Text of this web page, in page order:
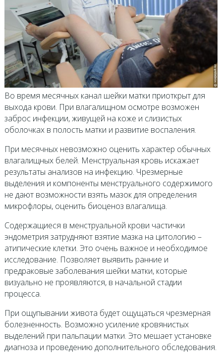
Во время месячных канал шейки матки приоткрыт для
выхода крови. При влагалищном осмотре возможен
заброс инфекции, живущей на коже и слизистых
оболочках в полость матки и развитие воспаления.
При месячных невозможно оценить характер обычных
влагалищных белей. Менструальная кровь искажает
результаты анализов на инфекцию. Чрезмерные
выделения и компоненты менструального содержимого
не дают возможности взять мазок для определения
микрофлоры, оценить биоценоз влагалища.
Содержащиеся в менструальной крови частички
эндометрия затрудняют взятие мазка на цитологию –
атипические клетки. Это очень важное и необходимое
исследование. Позволяет выявить ранние и
предраковые заболевания шейки матки, которые
визуально не проявляются, в начальной стадии
процесса.
При ощупывании живота будет ощущаться чрезмерная
болезненность. Возможно усиление кровянистых
выделений при пальпации матки. Это мешает установке
диагноза и проведению дополнительного обследования.